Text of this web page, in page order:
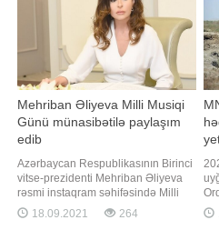
Mehriban Əliyeva Milli Musiqi
Günü münasibətilə paylaşım
edib
Azərbaycan Respublikasının Birinci
vitse-prezidenti Mehriban Əliyeva
rəsmi instaqram səhifəsində Milli
Musiqi Günü ilə bağlı paylaşım
edib. "Report" xəbər verir ki,
18.09.2021 264